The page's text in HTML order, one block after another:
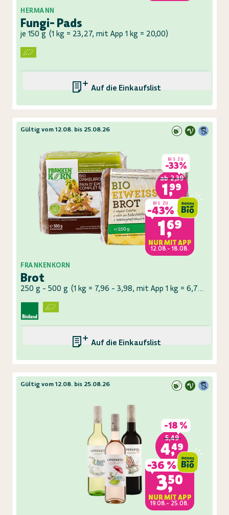
HERMANN
Fungi- Pads
je 150 g (1 kg = 23,27, mit App 1 kg = 20,00)
Auf die Einkaufsliste
Gültig vom 12.08. bis 25.08.26
BIS ZU
-33%
2,39
ab
1,99
BIS ZU
-43%
1,69
NUR MIT APP
12.08.- 18.08.
FRANKENKORN
Brot
250 g - 500 g (1 kg = 7,96 - 3,98, mit App 1 kg = 6,76 - 3,38
Auf die Einkaufsliste
Gültig vom 12.08. bis 25.08.26
-18 %
5,49
4,49
-36 %
3,50
NUR MIT APP
19.08.- 25.08.